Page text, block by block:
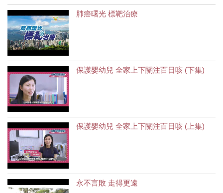
肺癌曙光 標靶治療
保護嬰幼兒 全家上下關注百日咳 (下集)
保護嬰幼兒 全家上下關注百日咳 (上集)
永不言敗 走得更遠